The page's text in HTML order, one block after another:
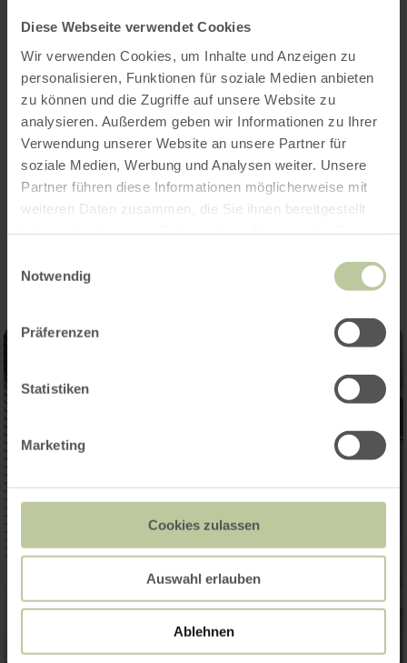
Diese Webseite verwendet Cookies
Wir verwenden Cookies, um Inhalte und Anzeigen zu
personalisieren, Funktionen für soziale Medien anbieten
zu können und die Zugriffe auf unsere Website zu
analysieren. Außerdem geben wir Informationen zu Ihrer
Verwendung unserer Website an unsere Partner für
soziale Medien, Werbung und Analysen weiter. Unsere
Partner führen diese Informationen möglicherweise mit
weiteren Daten zusammen, die Sie ihnen bereitgestellt
Notwendig
Präferenzen
Statistiken
Marketing
Cookies zulassen
Auswahl erlauben
Ablehnen
Impressions